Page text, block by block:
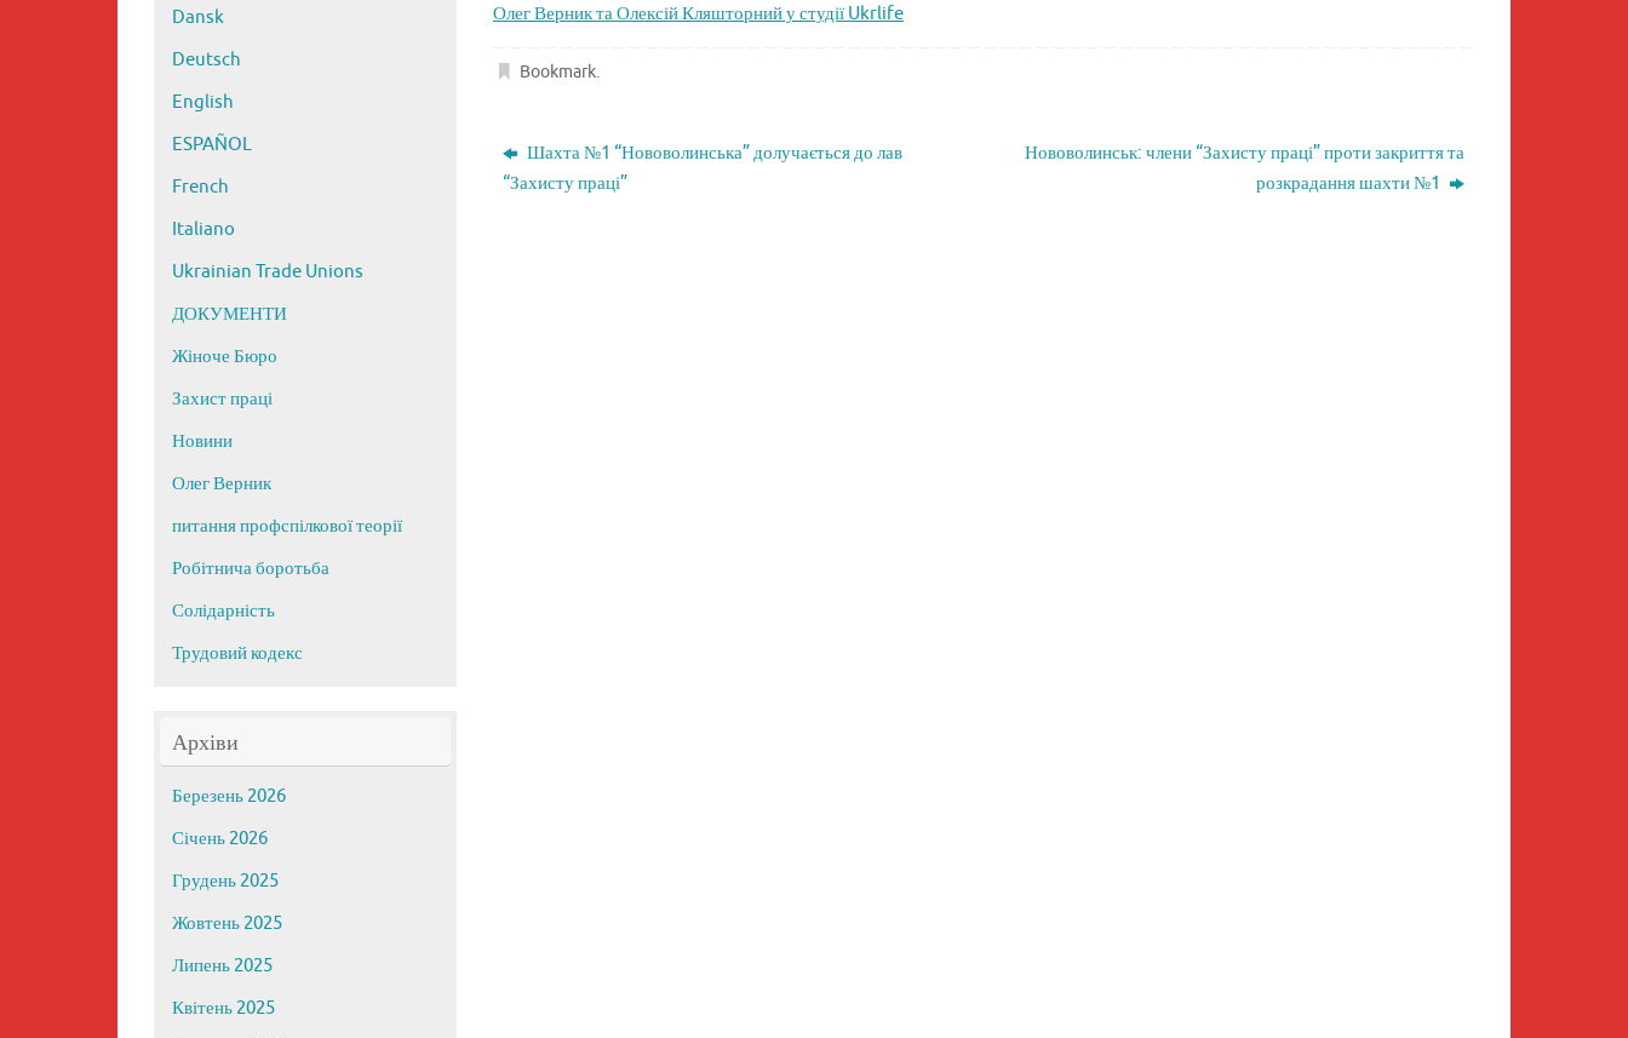
Олег Верник та Олексій Кляшторний у студії Ukrlife
Bookmark.
Шахта №1 “Нововолинська” долучається до лав
“Захисту праці”
Нововолинськ: члени “Захисту праці” проти закриття та
розкрадання шахти №1
Dansk
Deutsch
English
ESPAÑOL
French
Italiano
Ukrainian Trade Unions
ДОКУМЕНТИ
Жіноче Бюро
Захист праці
Новини
Олег Верник
питання профспілкової теорії
Робітнича боротьба
Солідарність
Трудовий кодекс
Архіви
Березень 2026
Січень 2026
Грудень 2025
Жовтень 2025
Липень 2025
Квітень 2025